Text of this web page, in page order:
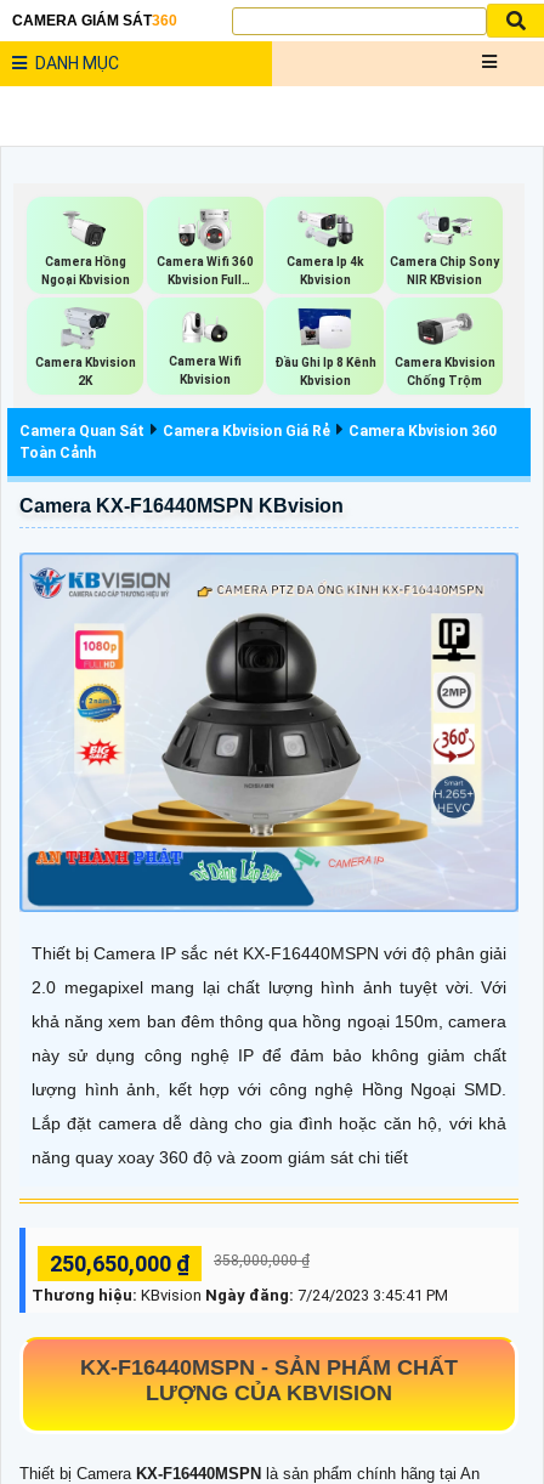
CAMERA GIÁM SÁT360
DANH MỤC
Camera Hồng
Ngoại Kbvision
Camera Wifi 360
Kbvision Full
Color
Camera Ip 4k
Kbvision
Camera Chip Sony
NIR KBvision
Camera Kbvision
2K
Camera Wifi
Kbvision
Đầu Ghi Ip 8 Kênh
Kbvision
Camera Kbvision
Chống Trộm
Camera Quan Sát Camera Kbvision Giá Rẻ
Camera Kbvision 360
Toàn Cảnh
Camera KX-F16440MSPN KBvision
Thiết bị Camera IP sắc nét KX-F16440MSPN với độ phân giải
2.0 megapixel mang lại chất lượng hình ảnh tuyệt vời. Với
khả năng xem ban đêm thông qua hồng ngoại 150m, camera
này sử dụng công nghệ IP để đảm bảo không giảm chất
lượng hình ảnh, kết hợp với công nghệ Hồng Ngoại SMD.
Lắp đặt camera dễ dàng cho gia đình hoặc căn hộ, với khả
năng quay xoay 360 độ và zoom giám sát chi tiết
250,650,000 ₫ 358,000,000 ₫
Thương hiệu: KBvision Ngày đăng: 7/24/2023 3:45:41 PM
KX-F16440MSPN - SẢN PHẨM CHẤT
LƯỢNG CỦA KBVISION
Thiết bị Camera KX-F16440MSPN là sản phẩm chính hãng tại An